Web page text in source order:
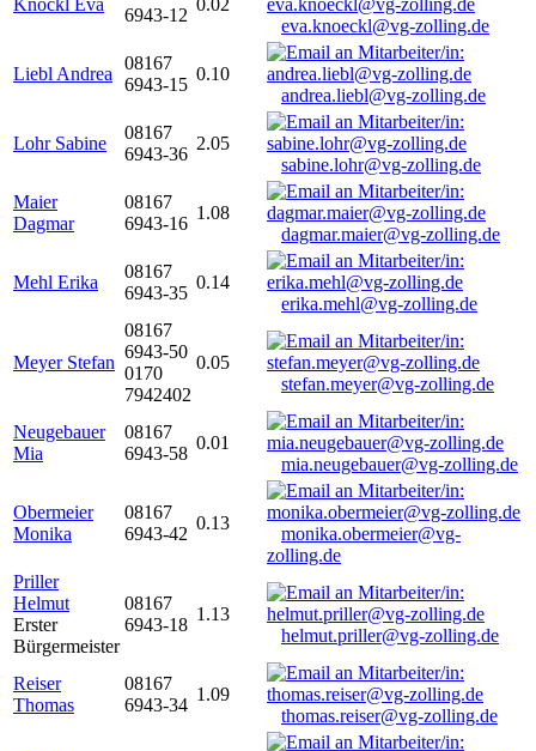
Knöckl Eva
6943-12
0.02
eva.knoeckl@vg-zolling.de
Liebl Andrea
08167
6943-15
0.10
andrea.liebl@vg-zolling.de
Lohr Sabine
08167
6943-36
2.05
sabine.lohr@vg-zolling.de
Maier
Dagmar
08167
6943-16
1.08
dagmar.maier@vg-zolling.de
Mehl Erika
08167
6943-35
0.14
erika.mehl@vg-zolling.de
Meyer Stefan
08167
6943-50
0170
7942402
0.05
stefan.meyer@vg-zolling.de
Neugebauer
Mia
08167
6943-58
0.01
mia.neugebauer@vg-zolling.de
Obermeier
Monika
08167
6943-42
0.13
monika.obermeier@vg-
zolling.de
Priller
Helmut
Erster
Bürgermeister
08167
6943-18
1.13
helmut.priller@vg-zolling.de
Reiser
Thomas
08167
6943-34
1.09
thomas.reiser@vg-zolling.de